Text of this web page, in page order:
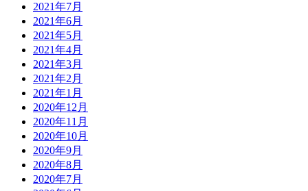
2021年7月
2021年6月
2021年5月
2021年4月
2021年3月
2021年2月
2021年1月
2020年12月
2020年11月
2020年10月
2020年9月
2020年8月
2020年7月